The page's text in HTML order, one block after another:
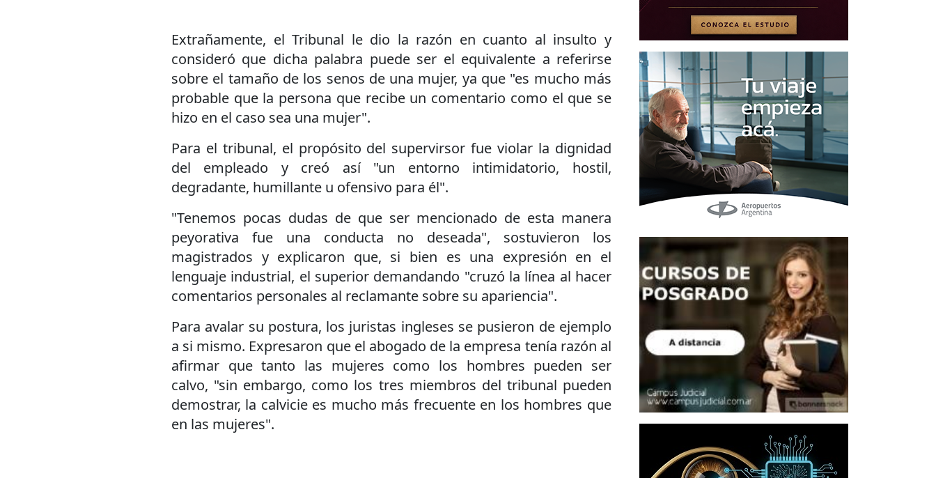
Extrañamente, el Tribunal le dio la razón en cuanto al insulto y
consideró que dicha palabra puede ser el equivalente a referirse
sobre el tamaño de los senos de una mujer, ya que "es mucho más
probable que la persona que recibe un comentario como el que se
hizo en el caso sea una mujer".
Para el tribunal, el propósito del supervirsor fue violar la dignidad
del empleado y creó así "un entorno intimidatorio, hostil,
degradante, humillante u ofensivo para él".
"Tenemos pocas dudas de que ser mencionado de esta manera
peyorativa fue una conducta no deseada", sostuvieron los
magistrados y explicaron que, si bien es una expresión en el
lenguaje industrial, el superior demandando "cruzó la línea al hacer
comentarios personales al reclamante sobre su apariencia".
Para avalar su postura, los juristas ingleses se pusieron de ejemplo
a si mismo. Expresaron que el abogado de la empresa tenía razón al
afirmar que tanto las mujeres como los hombres pueden ser
calvo, "sin embargo, como los tres miembros del tribunal pueden
demostrar, la calvicie es mucho más frecuente en los hombres que
en las mujeres".